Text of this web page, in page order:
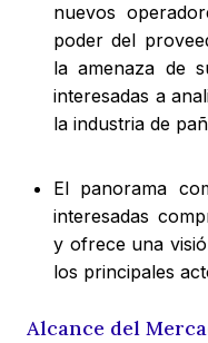
nuevos
poder del
la amenaza de
interesadas a
la industria de
El panorama
interesadas
y ofrece una
los principales
Alcance del